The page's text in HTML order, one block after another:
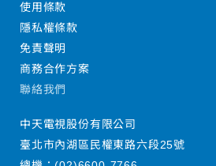
使用條款
隱私權條款
免責聲明
商務合作方案
聯絡我們
中天電視股份有限公司
臺北市內湖區民權東路六段25號